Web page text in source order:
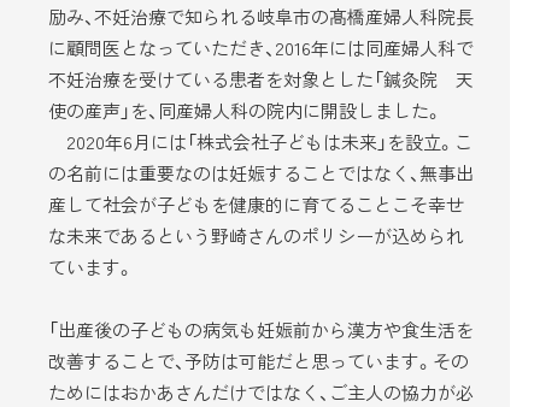
励み、不妊治療で知られる岐阜市の髙橋産婦人科院長
に顧問医となっていただき、2016年には同産婦人科で
不妊治療を受けている患者を対象とした「鍼灸院 天
使の産声」を、同産婦人科の院内に開設しました。
2020年6月には「株式会社子どもは未来」を設立。こ
の名前には重要なのは妊娠することではなく、無事出
産して社会が子どもを健康的に育てることこそ幸せ
な未来であるという野崎さんのポリシーが込められ
ています。
「出産後の子どもの病気も妊娠前から漢方や食生活を
改善することで、予防は可能だと思っています。その
ためにはおかあさんだけではなく、ご主人の協力が必